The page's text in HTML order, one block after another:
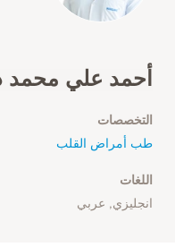
أحمد علي محمد
التخصصات
طب أمراض القلب
اللغات
انجليزي, عربي